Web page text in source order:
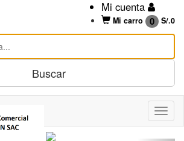
Mi cuenta
Mi carro 0 S/.0